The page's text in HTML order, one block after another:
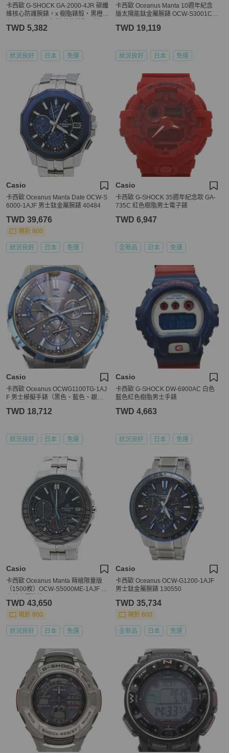
卡西歐 G-SHOCK GA-2000-4JR 碳纖
維核心防護腕錶，x 樹脂錶殼，黑橙
盤，男士款
TWD 5,382
狀況良好 日本 免運
卡西歐 Oceanus Manta 10週年紀念
版太陽能鈦金屬腕錶 OCW-S3001C-1
TWD 19,119
狀況良好 日本 免運
Casio
卡西歐 Oceanus Manta Date OCW-S
6000-1AJF 男士鈦金屬腕錶 40484
TWD 39,676
現折 800
狀況良好 日本 免運
Casio
卡西歐 G-SHOCK 35週年紀念款 GA-
735C 紅色樹脂男士電子錶
TWD 6,947
全新品 日本 免運
Casio
卡西歐 Oceanus OCWG1100TG-1AJ
F 男士模擬手錶（黑色、藍色、銀
TWD 18,712
狀況良好 日本 免運
Casio
卡西歐 G-SHOCK DW-6900AC 白色
藍色紅色樹脂男士手錶
TWD 4,663
狀況良好 日本 免運
Casio
卡西歐 Oceanus Manta 蒔繪限量版
（1500枚）OCW-S5000ME-1AJF 男
TWD 43,650
現折 800
狀況良好 日本 免運
Casio
卡西歐 Oceanus OCW-G1200-1AJF
男士鈦金屬腕錶 130550
TWD 35,734
現折 800
全新品 日本 免運